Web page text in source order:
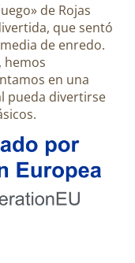
de Rojas
que sentó
de enredo.
hemos
en una
pueda divertirse